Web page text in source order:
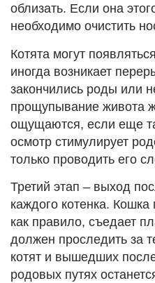
облизать. Если она
необходимо очистить
Котята могут
иногда возникает
закончились роды или
прощупывание живота
ощущаются, если еще
осмотр стимулирует
только проводить его
Третий этап – выход
каждого котенка. Кошка
как правило, съедает
должен проследить за
котят и вышедших
родовых путях